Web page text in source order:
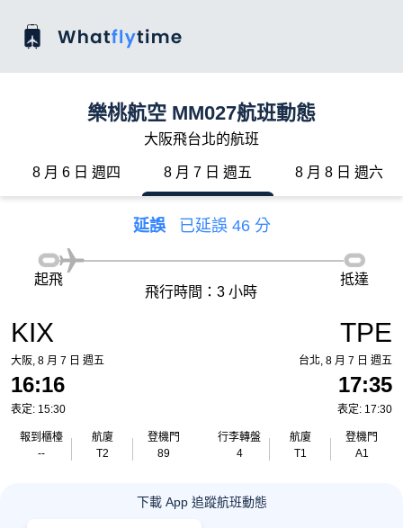
樂桃航空 MM027航班動態
大阪飛台北的航班
8 月 6 日 週四 8 月 7 日 週五 8 月 8 日 週六
延誤 已延誤 46 分
KIX
大阪, 8 月 7 日 週五
16:16
表定: 15:30
報到櫃檯
--
航廈
T2
登機門
89
起飛
飛行時間：3 小時
抵達
TPE
台北, 8 月 7 日 週五
17:35
表定: 17:30
行李轉盤
4
航廈
T1
登機門
A1
下載 App 追蹤航班動態